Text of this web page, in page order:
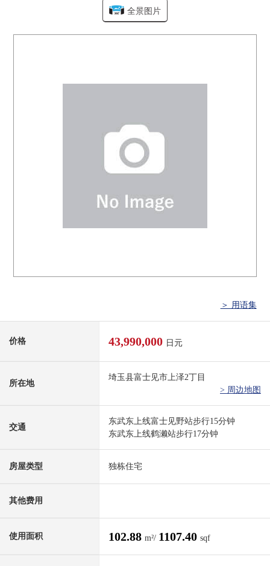
全景图片
＞ 用语集
价格 43,990,000 日元
所在地
埼玉县富士见市上泽2丁目
> 周边地图
交通
东武东上线富士见野站步行15分钟
东武东上线鹤濑站步行17分钟
房屋类型 独栋住宅
其他费用
使用面积 102.88 m²/ 1107.40 sqf